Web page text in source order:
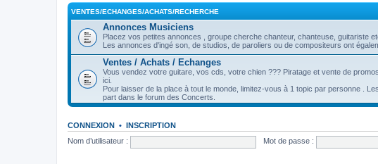
VENTES/ECHANGES/ACHATS/RECHERCHE
Annonces Musiciens
Placez vos petites annonces , groupe cherche chanteur, chanteuse, guitariste
Les annonces d'ingé son, de studios, de paroliers ou de compositeurs ont
Ventes / Achats / Echanges
Vous vendez votre guitare, vos cds, votre chien ??? Piratage et vente de
ici.
Pour laisser de la place à tout le monde, limitez-vous à 1 topic par personne .
part dans le forum des Concerts.
CONNEXION • INSCRIPTION
Nom d’utilisateur :
Mot de passe :